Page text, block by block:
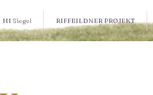
HI Siegel RIFFBILDNER PROJEKT